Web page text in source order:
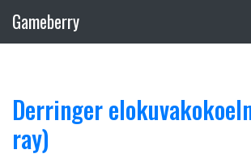
Gameberry
Derringer
ray)